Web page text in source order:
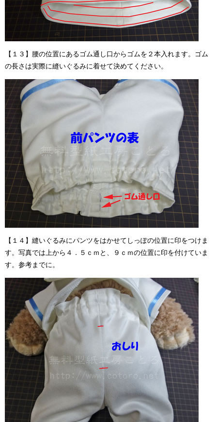
【１３】腰の位置にあるゴム通し口からゴムを２本入れます。ゴム
の長さは実際に縫いぐるみに着せて決めてください。
【１４】縫いぐるみにパンツをはかせてしっぽの位置に印をつけま
す。写真では上から４．５ｃｍと、９ｃｍの位置に印を付けていま
す。参考までに。